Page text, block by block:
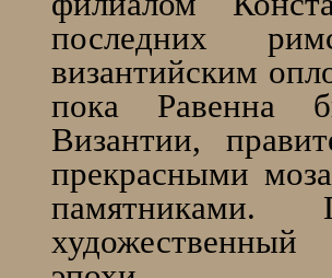
последних
византийским
пока Равенна
Византии,
прекрасными
памятниками.
художественный